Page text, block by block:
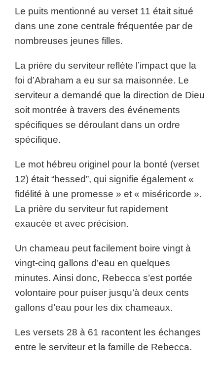
Le puits mentionné au verset 11 était situé
dans une zone centrale fréquentée par de
nombreuses jeunes filles.
La prière du serviteur reflète l’impact que la
foi d’Abraham a eu sur sa maisonnée. Le
serviteur a demandé que la direction de Dieu
soit montrée à travers des événements
spécifiques se déroulant dans un ordre
spécifique.
Le mot hébreu originel pour la bonté (verset
12) était “hessed”, qui signifie également «
fidélité à une promesse » et « miséricorde ».
La prière du serviteur fut rapidement
exaucée et avec précision.
Un chameau peut facilement boire vingt à
vingt-cinq gallons d’eau en quelques
minutes. Ainsi donc, Rebecca s’est portée
volontaire pour puiser jusqu’à deux cents
gallons d’eau pour les dix chameaux.
Les versets 28 à 61 racontent les échanges
entre le serviteur et la famille de Rebecca.